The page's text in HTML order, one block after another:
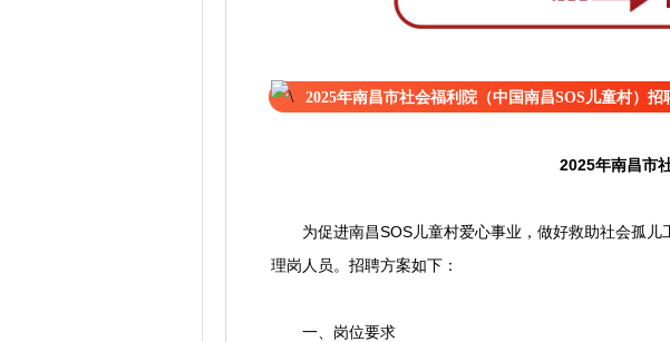
2025年南昌市社会福利院（中国南昌SOS儿童村）招
2025年南昌市
为促进南昌SOS儿童村爱心事业，做好救助社会孤
理岗人员。招聘方案如下：
一、岗位要求